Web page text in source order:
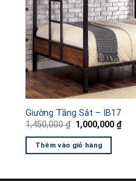
Giường Tầng Sắt – IB17
1,450,000₫ Giá
gốc
là:
1,450,000 ₫.
1,000,000₫Giá
hiện
Thêm vào giỏ hàng